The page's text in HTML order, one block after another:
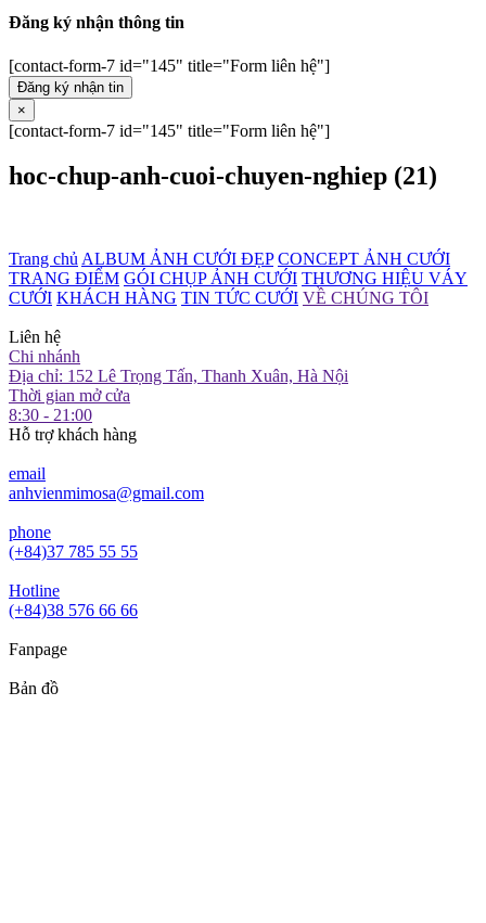
Đăng ký nhận thông tin
[contact-form-7 id="145" title="Form liên hệ"]
Đăng ký nhận tin
×
[contact-form-7 id="145" title="Form liên hệ"]
hoc-chup-anh-cuoi-chuyen-nghiep (21)
Trang chủ ALBUM ẢNH CƯỚI ĐẸP CONCEPT ẢNH CƯỚI
TRANG ĐIỂM GÓI CHỤP ẢNH CƯỚI THƯƠNG HIỆU VÁY
CƯỚI KHÁCH HÀNG TIN TỨC CƯỚI VỀ CHÚNG TÔI
Liên hệ
Chi nhánh
Địa chỉ: 152 Lê Trọng Tấn, Thanh Xuân, Hà Nội
Thời gian mở cửa
8:30 - 21:00
Hỗ trợ khách hàng
email
anhvienmimosa@gmail.com
phone
(+84)37 785 55 55
Hotline
(+84)38 576 66 66
Fanpage
Bản đồ